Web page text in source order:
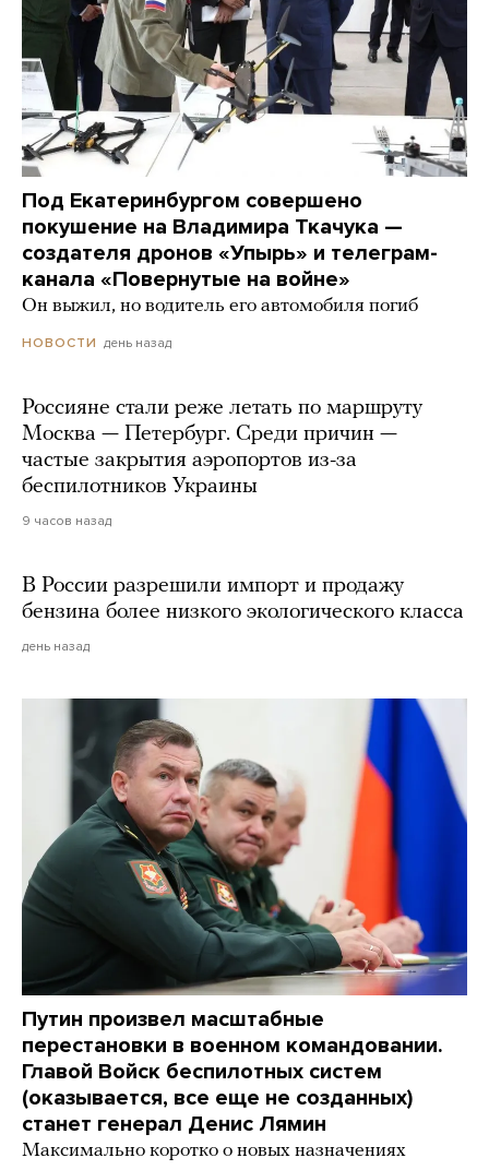
Под Екатеринбургом совершено
покушение на Владимира Ткачука —
создателя дронов «Упырь» и телеграм-
канала «Повернутые на войне»
Он выжил, но водитель его автомобиля погиб
НОВОСТИ день назад
Россияне стали реже летать по маршруту
Москва — Петербург. Среди причин —
частые закрытия аэропортов из-за
беспилотников Украины
9 часов назад
В России разрешили импорт и продажу
бензина более низкого экологического класса
день назад
Путин произвел масштабные
перестановки в военном командовании.
Главой Войск беспилотных систем
(оказывается, все еще не созданных)
станет генерал Денис Лямин
Максимально коротко о новых назначениях